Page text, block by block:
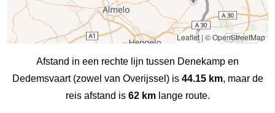
Leaflet| © OpenStreetMap
Afstand in een rechte lijn tussen Denekamp en
Dedemsvaart (zowel van Overijssel) is 44.15 km, maar de
reis afstand is 62 kmlange route.